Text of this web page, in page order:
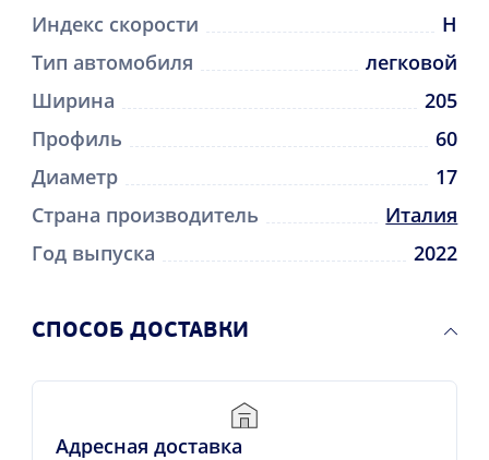
Индекс скорости
H
Тип автомобиля
легковой
Ширина
205
Профиль
60
Диаметр
17
Страна производитель
Италия
Год выпуска
2022
CПОСОБ ДОСТАВКИ
Адресная доставка